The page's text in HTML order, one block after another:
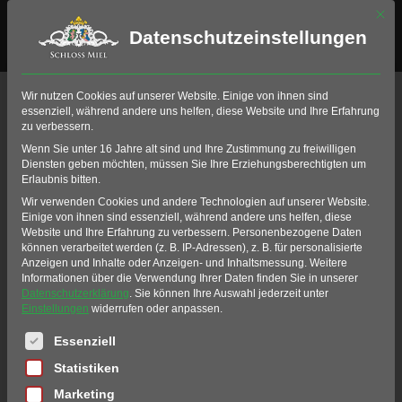
Ergebnisse
Home Golf
Mannschaften/Teams
Ergebnisse
ERGEBNIS ÜBERISCHT
Auf dieser Seite finden Sie eine Übersicht
der Ergebnisse der jeweiligen Mannschaft.
DGL Gruppenliga Herren (Gruppe 12)
Mit
Datenschutzeinstellungen
Wir nutzen Cookies auf unserer Website. Einige von ihnen sind
essenziell, während andere uns helfen, diese Website und Ihre Erfahrung
zu verbessern.
Wenn Sie unter 16 Jahre alt sind und Ihre Zustimmung zu freiwilligen
Diensten geben möchten, müssen Sie Ihre Erziehungsberechtigten um
Erlaubnis bitten.
Wir verwenden Cookies und andere Technologien auf unserer Website.
Einige von ihnen sind essenziell, während andere uns helfen, diese
Website und Ihre Erfahrung zu verbessern. Personenbezogene Daten
können verarbeitet werden (z. B. IP-Adressen), z. B. für personalisierte
Anzeigen und Inhalte oder Anzeigen- und Inhaltsmessung. Weitere
Informationen über die Verwendung Ihrer Daten finden Sie in unserer
Datenschutzerklärung. Sie können Ihre Auswahl jederzeit unter
Einstellungen widerrufen oder anpassen.
Es folgt eine Liste der Service-Gruppen, für die eine
Essenziell
Statistiken
Marketing